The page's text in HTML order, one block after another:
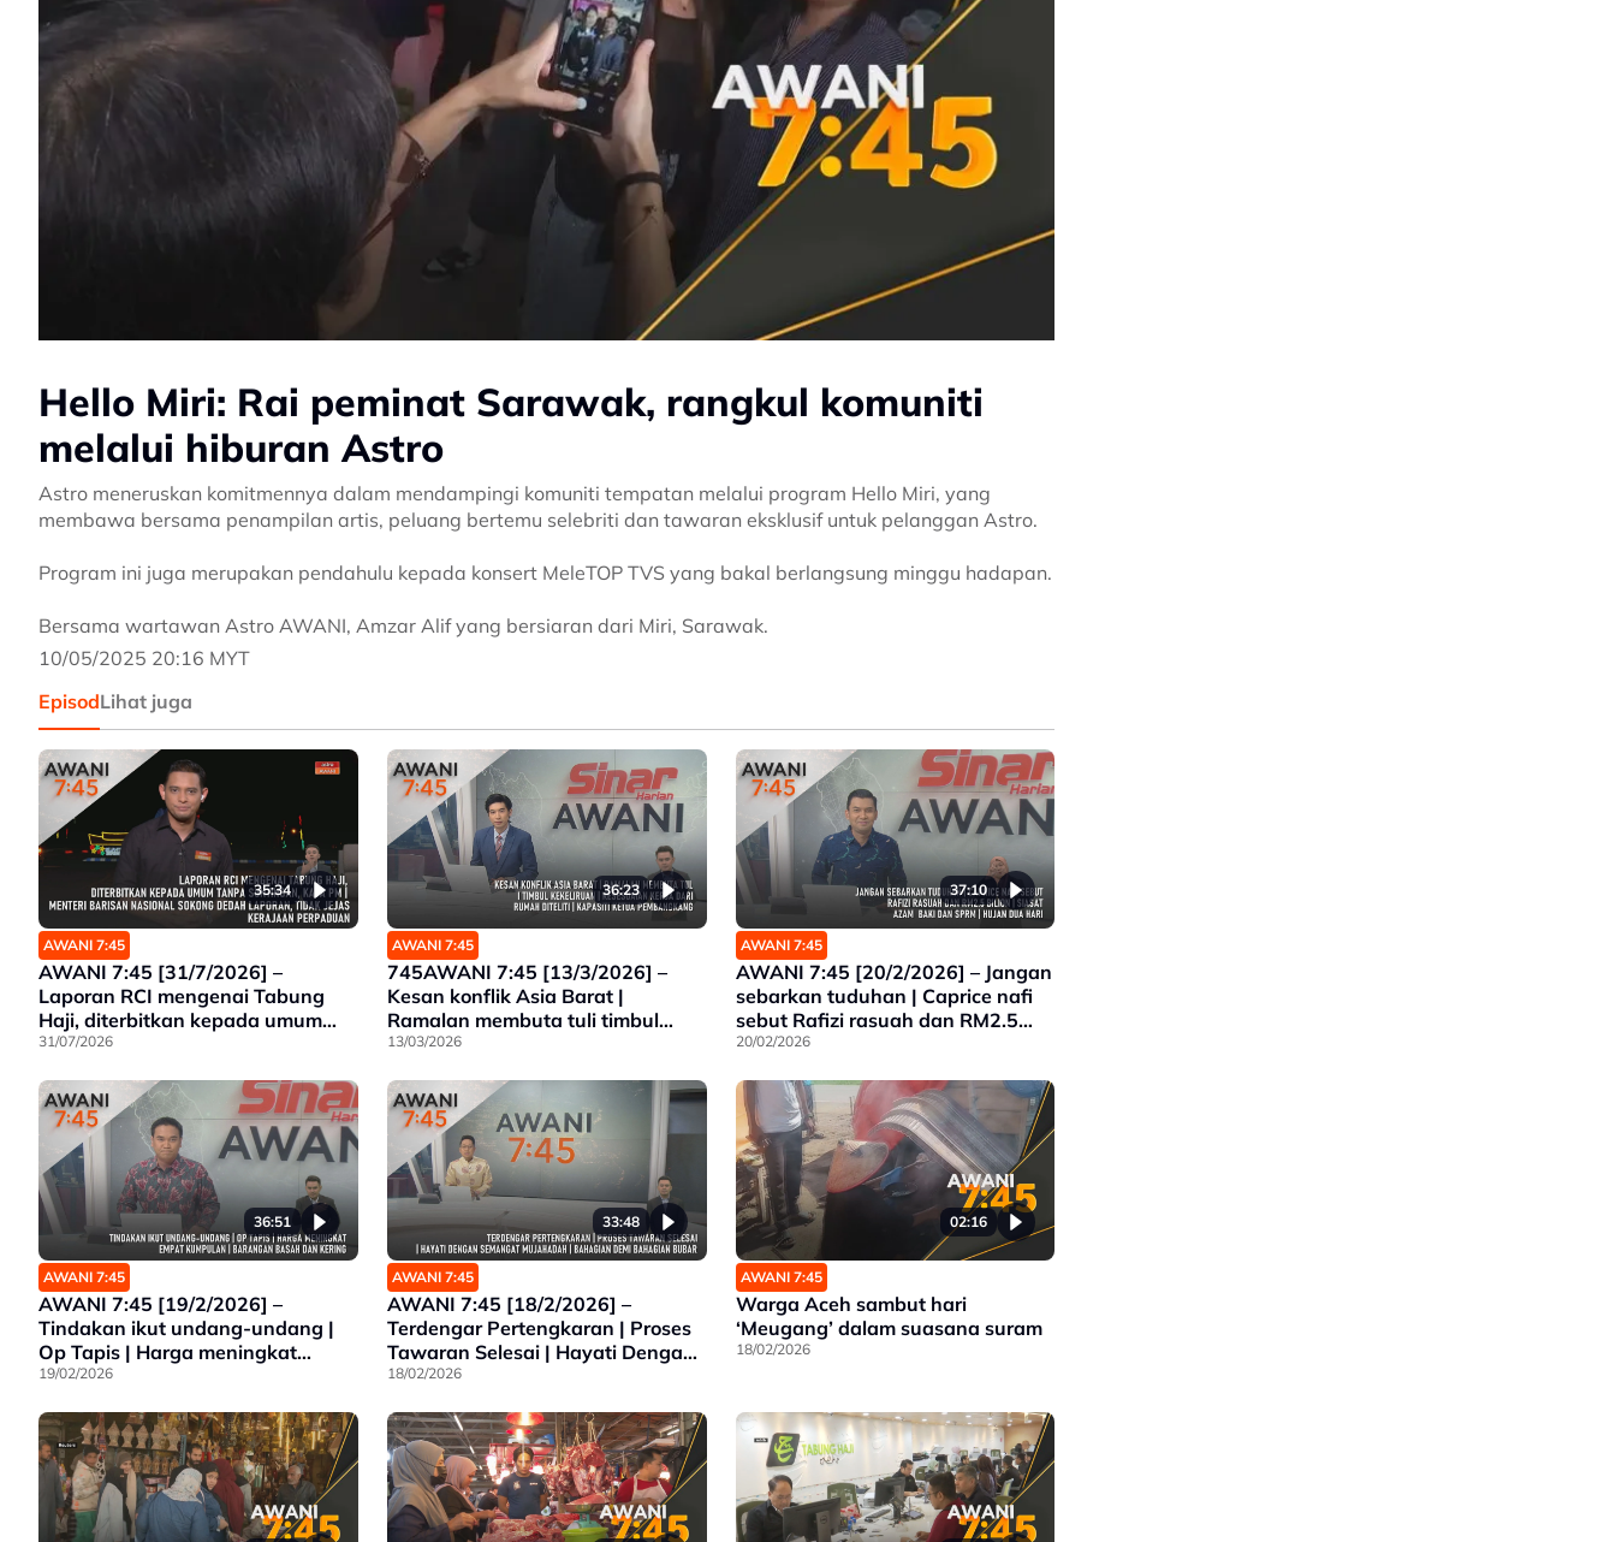
Hello Miri: Rai peminat Sarawak, rangkul komuniti
melalui hiburan Astro
Astro meneruskan komitmennya dalam mendampingi komuniti tempatan melalui program Hello Miri, yang
membawa bersama penampilan artis, peluang bertemu selebriti dan tawaran eksklusif untuk pelanggan Astro.
Program ini juga merupakan pendahulu kepada konsert MeleTOP TVS yang bakal berlangsung minggu hadapan.
Bersama wartawan Astro AWANI, Amzar Alif yang bersiaran dari Miri, Sarawak.
10/05/2025 20:16 MYT
EpisodLihat juga
35:34
AWANI 7:45
AWANI 7:45 [31/7/2026] –
Laporan RCI mengenai Tabung
Haji, diterbitkan kepada umum
tanpa suntingan, kata PM |
dedah laporan, tidak jejas
Kerajaan Perpaduan | Malaysia
Airlines sedia beri kerjasama
juruterbang dita
31/07/2026
36:23
AWANI 7:45
745AWANI 7:45 [13/3/2026] –
Kesan konflik Asia Barat |
Ramalan membuta tuli timbul
kekeliruan | Kesesuaian kerja dari
13/03/2026
37:10
AWANI 7:45
AWANI 7:45 [20/2/2026] – Jangan
sebarkan tuduhan | Caprice nafi
sebut Rafizi rasuah dan RM2.5
bilion | Siasat Azam Baki dan
20/02/2026
36:51
AWANI 7:45
AWANI 7:45 [19/2/2026] –
Tindakan ikut undang-undang |
Op Tapis | Harga meningkat
empat kumpulan
19/02/2026
33:48
AWANI 7:45
AWANI 7:45 [18/2/2026] –
Terdengar Pertengkaran | Proses
Tawaran Selesai | Hayati Dengan
Semangat Mujahadah | Bahagian
18/02/2026
02:16
AWANI 7:45
Warga Aceh sambut hari
‘Meugang’ dalam suasana suram
18/02/2026